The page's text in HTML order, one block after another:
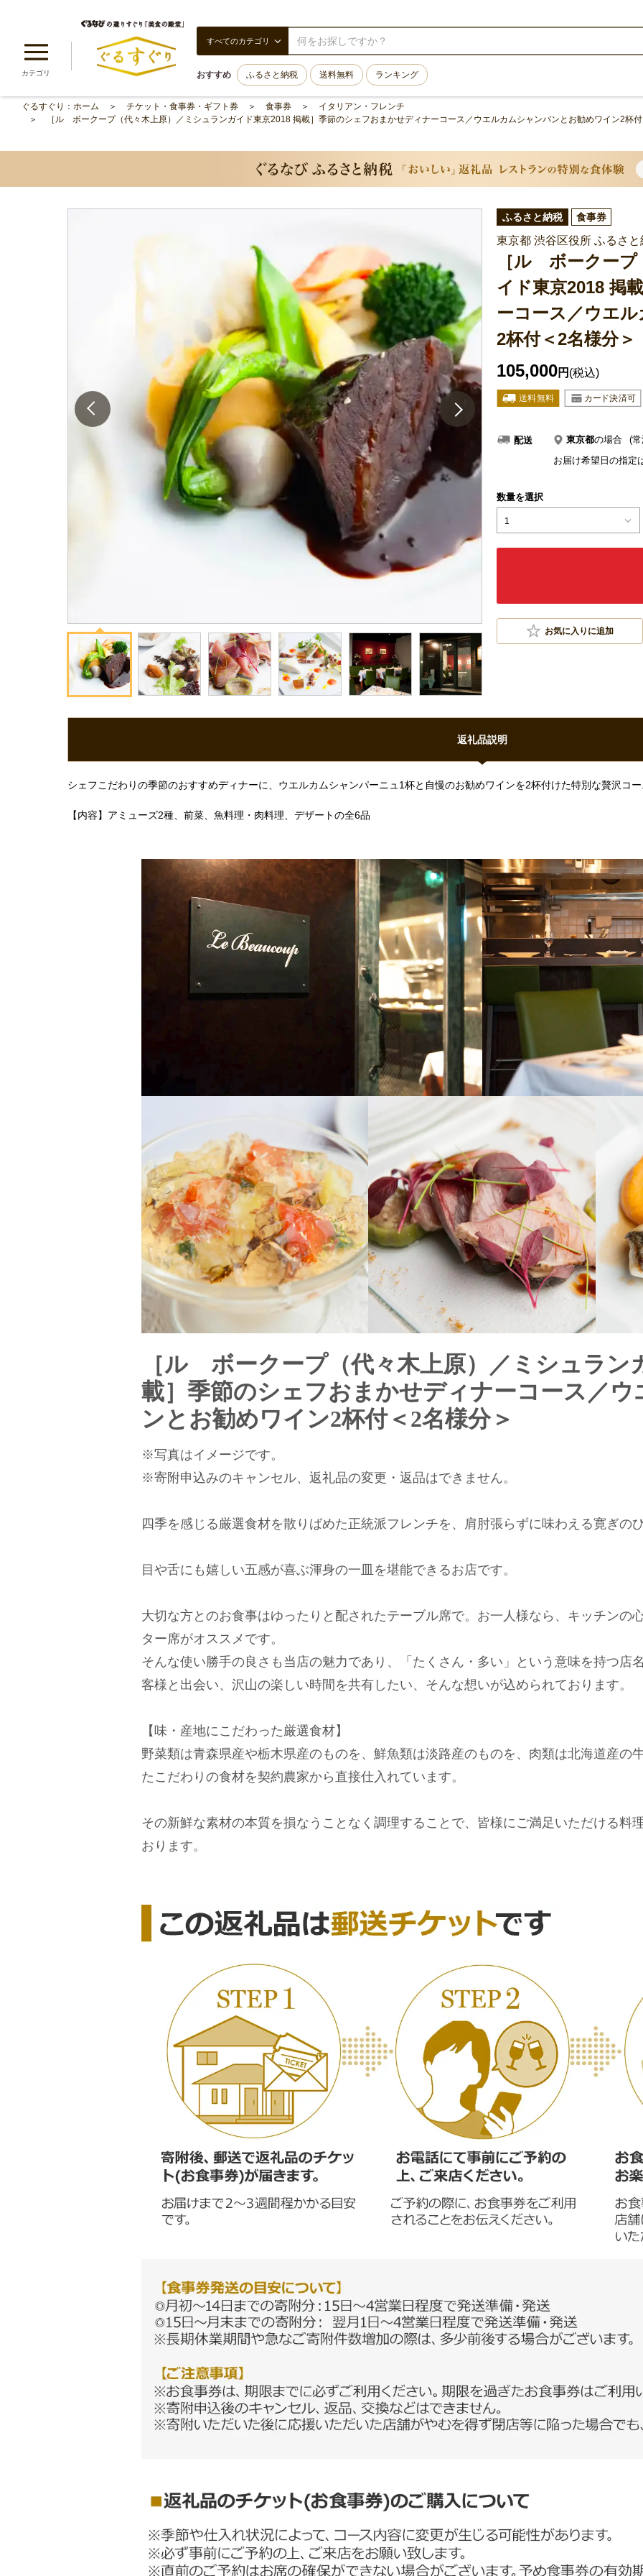
カテゴリ
すべてのカテゴリ
おすすめ ふるさと納税 送料無料 ランキング
ぐるすぐり：ホーム チケット・食事券・ギフト券 食事券
イタリアン・フレンチ
［ル ボークープ（代々木上原）／ミシュランガイド東京2018 掲載］季節のシェフおまかせディナーコース／ウエルカムシャンパンとお勧めワイン2杯
ふるさと納税 食事券
東京都 渋谷区役所 ふるさと
［ル ボークープ
イド東京2018 掲
ーコース／ウエ
2杯付＜2名様分＞
105,000円 (税込)
配送 東京都の場合
(
お届け希望日の指定
数量を選択
1
お気に入りに追加
返礼品説明
シェフこだわりの季節のおすすめディナーに、ウエルカムシャンパーニュ1杯と自慢のお勧めワインを2杯付けた特別な贅沢コ
【内容】アミューズ2種、前菜、魚料理・肉料理、デザートの全6品
［ル ボークープ（代々木上原）／ミシュラン
載］季節のシェフおまかせディナーコース／
ンとお勧めワイン2杯付＜2名様分＞
※写真はイメージです。
※寄附申込みのキャンセル、返礼品の変更・返品はできません。
四季を感じる厳選食材を散りばめた正統派フレンチを、肩肘張らずに味わえる寛ぎの
目や舌にも嬉しい五感が喜ぶ渾身の一皿を堪能できるお店です。
大切な方とのお食事はゆったりと配されたテーブル席で。お一人様なら、キッチンの
ター席がオススメです。
そんな使い勝手の良さも当店の魅力であり、「たくさん・多い」という意味を持つ店
客様と出会い、沢山の楽しい時間を共有したい、そんな想いが込められております。
【味・産地にこだわった厳選食材】
野菜類は青森県産や栃木県産のものを、鮮魚類は淡路産のものを、肉類は北海道産の
たこだわりの食材を契約農家から直接仕入れています。
その新鮮な素材の本質を損なうことなく調理することで、皆様にご満足いただける料
おります。